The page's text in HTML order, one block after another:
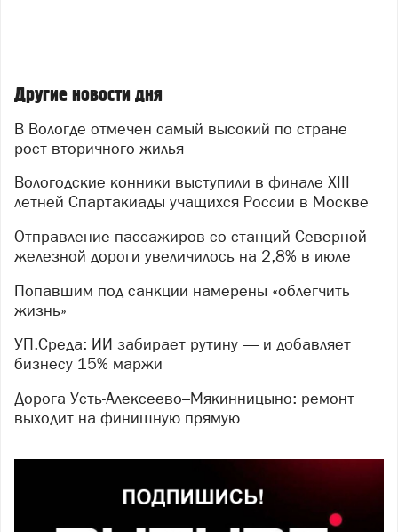
Другие новости дня
В Вологде отмечен самый высокий по стране
рост вторичного жилья
Вологодские конники выступили в финале XIII
летней Спартакиады учащихся России в Москве
Отправление пассажиров со станций Северной
железной дороги увеличилось на 2,8% в июле
Попавшим под санкции намерены «облегчить
жизнь»
УП.Среда: ИИ забирает рутину — и добавляет
бизнесу 15% маржи
Дорога Усть-Алексеево–Мякинницыно: ремонт
выходит на финишную прямую